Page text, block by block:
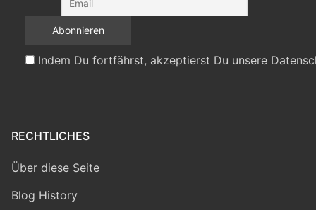
Indem Du fortfährst, akzeptierst Du unsere
RECHTLICHES
Über diese Seite
Blog History